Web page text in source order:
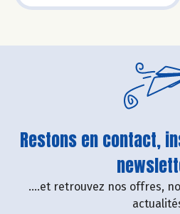
Restons en contact,
....et retrouvez nos offres,